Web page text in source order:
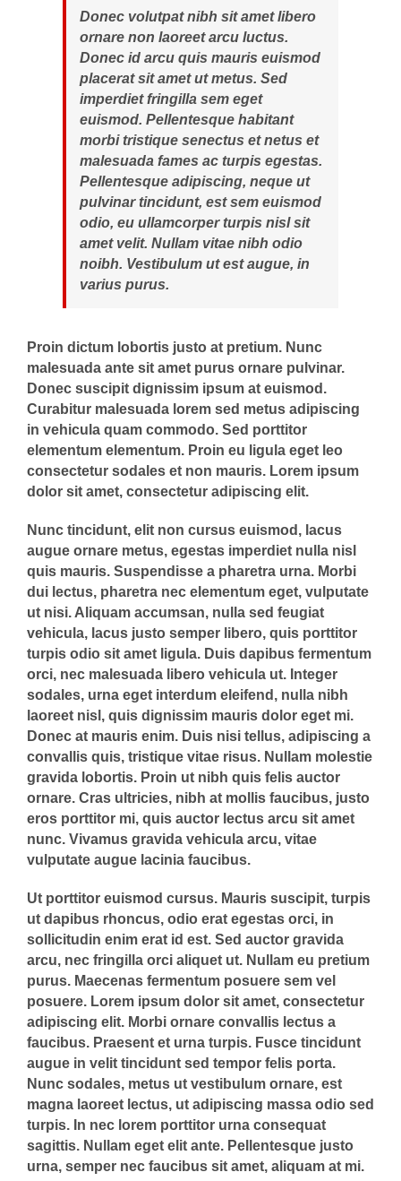
Donec volutpat nibh sit amet libero
ornare non laoreet arcu luctus.
Donec id arcu quis mauris euismod
placerat sit amet ut metus. Sed
imperdiet fringilla sem eget
euismod. Pellentesque habitant
morbi tristique senectus et netus et
malesuada fames ac turpis egestas.
Pellentesque adipiscing, neque ut
pulvinar tincidunt, est sem euismod
odio, eu ullamcorper turpis nisl sit
amet velit. Nullam vitae nibh odio
noibh. Vestibulum ut est augue, in
varius purus.
Proin dictum lobortis justo at pretium. Nunc
malesuada ante sit amet purus ornare pulvinar.
Donec suscipit dignissim ipsum at euismod.
Curabitur malesuada lorem sed metus adipiscing
in vehicula quam commodo. Sed porttitor
elementum elementum. Proin eu ligula eget leo
consectetur sodales et non mauris. Lorem ipsum
dolor sit amet, consectetur adipiscing elit.
Nunc tincidunt, elit non cursus euismod, lacus
augue ornare metus, egestas imperdiet nulla nisl
quis mauris. Suspendisse a pharetra urna. Morbi
dui lectus, pharetra nec elementum eget, vulputate
ut nisi. Aliquam accumsan, nulla sed feugiat
vehicula, lacus justo semper libero, quis porttitor
turpis odio sit amet ligula. Duis dapibus fermentum
orci, nec malesuada libero vehicula ut. Integer
sodales, urna eget interdum eleifend, nulla nibh
laoreet nisl, quis dignissim mauris dolor eget mi.
Donec at mauris enim. Duis nisi tellus, adipiscing a
convallis quis, tristique vitae risus. Nullam molestie
gravida lobortis. Proin ut nibh quis felis auctor
ornare. Cras ultricies, nibh at mollis faucibus, justo
eros porttitor mi, quis auctor lectus arcu sit amet
nunc. Vivamus gravida vehicula arcu, vitae
vulputate augue lacinia faucibus.
Ut porttitor euismod cursus. Mauris suscipit, turpis
ut dapibus rhoncus, odio erat egestas orci, in
sollicitudin enim erat id est. Sed auctor gravida
arcu, nec fringilla orci aliquet ut. Nullam eu pretium
purus. Maecenas fermentum posuere sem vel
posuere. Lorem ipsum dolor sit amet, consectetur
adipiscing elit. Morbi ornare convallis lectus a
faucibus. Praesent et urna turpis. Fusce tincidunt
augue in velit tincidunt sed tempor felis porta.
Nunc sodales, metus ut vestibulum ornare, est
magna laoreet lectus, ut adipiscing massa odio sed
turpis. In nec lorem porttitor urna consequat
sagittis. Nullam eget elit ante. Pellentesque justo
urna, semper nec faucibus sit amet, aliquam at mi.